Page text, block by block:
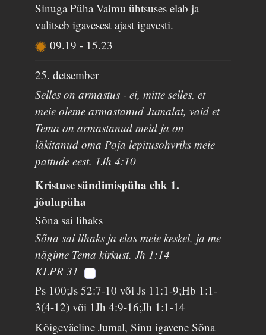
Sinuga Püha Vaimu ühtsuses elab ja
valitseb igavesest ajast igavesti.
09.19- 15.23
25. detsember
Selles on armastus - ei, mitte selles, et
meie oleme armastanud Jumalat, vaid et
Tema on armastanud meid ja on
läkitanud oma Poja lepitusohvriks meie
pattude eest. 1Jh 4:10
Kristuse sündimispüha ehk 1.
jõulupüha
Sõna sai lihaks
Sõna sai lihaks ja elas meie keskel, ja me
nägime Tema kirkust. Jh 1:14
KLPR 31
Ps 100;Js 52:7-10 või Js 11:1-9;Hb 1:1-
3(4-12) või 1Jh 4:9-16;Jh 1:1-14
Kõigeväeline Jumal, Sinu igavene Sõna